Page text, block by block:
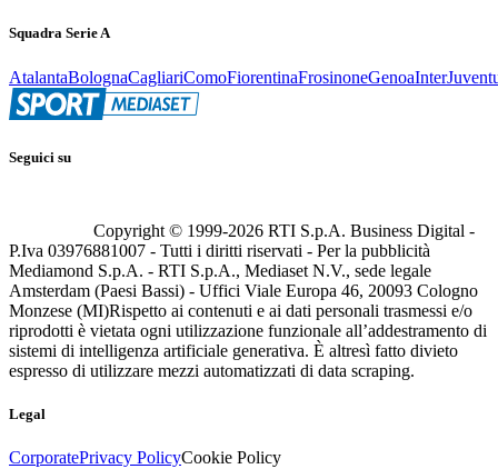
Squadra Serie A
AtalantaBolognaCagliariComoFiorentinaFrosinoneGenoaInter
Seguici su
Copyright © 1999-2026 RTI S.p.A. Business Digital -
P.Iva 03976881007 - Tutti i diritti riservati - Per la pubblicità
Mediamond S.p.A. - RTI S.p.A., Mediaset N.V., sede legale
Amsterdam (Paesi Bassi) - Uffici Viale Europa 46, 20093 Cologno
Monzese (MI)Rispetto ai contenuti e ai dati personali trasmessi e/o
riprodotti è vietata ogni utilizzazione funzionale all’addestramento di
sistemi di intelligenza artificiale generativa. È altresì fatto divieto
espresso di utilizzare mezzi automatizzati di data scraping.
Legal
CorporatePrivacy PolicyCookie Policy